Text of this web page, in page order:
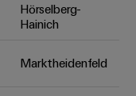
Hörselberg-
Hainich
Marktheidenfeld